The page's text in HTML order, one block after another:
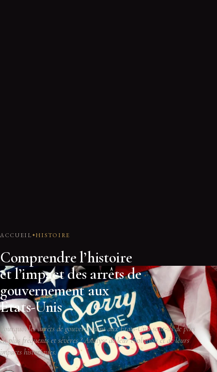
ACCUEIL HISTOIRE
Comprendre l’histoire
et l’impact des arrêts de
gouvernement aux
États-Unis
Pourquoi les arrêts de gouvernement aux États-Unis sont-ils de plus
en plus fréquents et sévères ? Analyse de leur évolution et de leurs
impacts historiques.